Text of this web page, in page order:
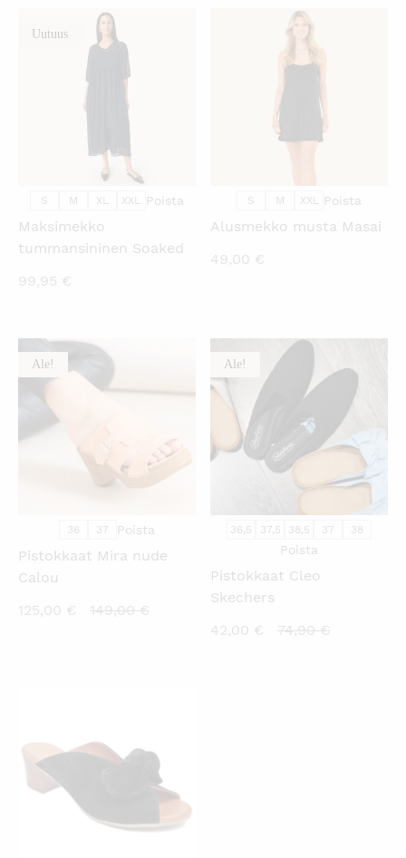
69,00 €.
UutuusKATSO PIKANÄKYMÄ
S M XL XXL Poista
Maksimekko
tummansininen Soaked
99,95 €
KATSO PIKANÄKYMÄ
S M XXL Poista
Alusmekko musta Masai
49,00 €
Ale!
36 37 Poista
Pistokkaat Mira nude
Calou
125,00 €
Nykyinen
149,00€Alkuperäinen
Ale! KATSO PIKANÄKYMÄ
36,5 37,5 38,5 37 38
Poista
Pistokkaat Cleo
Skechers
42,00 €
Nykyinen
74,90€